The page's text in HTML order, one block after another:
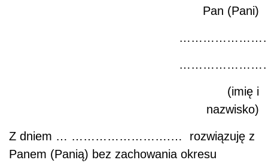
Pan (Pani)
(imię i
nazwisko)
Z dniem … …………………….… rozwiązuję z
Panem (Panią) bez zachowania okresu